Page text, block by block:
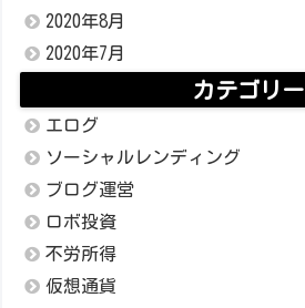
2020年8月
2020年7月
カテゴリー
エログ
ソーシャルレンディング
ブログ運営
ロボ投資
不労所得
仮想通貨